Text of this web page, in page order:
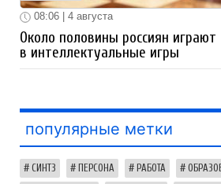
08:06 | 4 августа
Около половины россиян играют
в интеллектуальные игры
популярные метки
СИНТЗ ПЕРСОНА РАБОТА